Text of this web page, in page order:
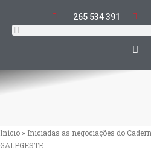
265 534 391
Início » Iniciadas as negociações do
GALPGESTE